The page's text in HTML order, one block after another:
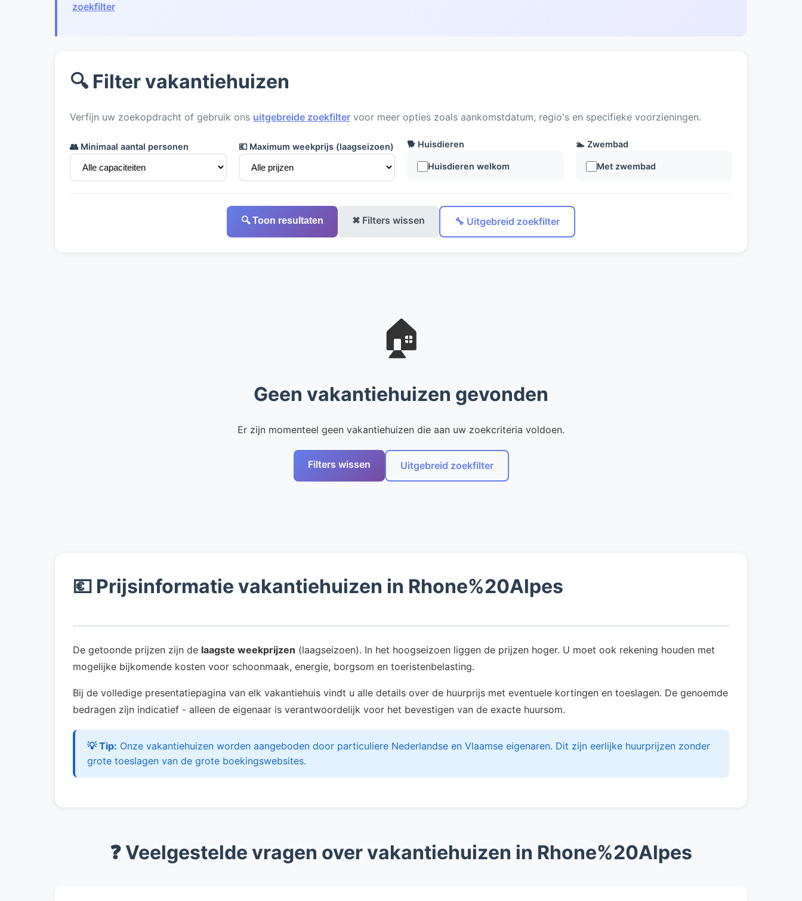
zoekfilter
🔍 Filter vakantiehuizen
Verfijn uw zoekopdracht of gebruik ons uitgebreide zoekfilter voor meer opties zoals aankomstdatum, regio's en specifieke voorzieningen.
👥 Minimaal aantal personen 💶 Maximum weekprijs (laagseizoen) 🐕 Huisdieren
Huisdieren welkom
🏊 Zwembad
Met zwembad
🔍 Toon resultaten ✖ Filters wissen 🔧 Uitgebreid zoekfilter
🏠
Geen vakantiehuizen gevonden
Er zijn momenteel geen vakantiehuizen die aan uw zoekcriteria voldoen.
Filters wissen Uitgebreid zoekfilter
💶 Prijsinformatie vakantiehuizen in Rhone%20Alpes
De getoonde prijzen zijn de laagste weekprijzen (laagseizoen). In het hoogseizoen liggen de prijzen hoger. U moet ook rekening houden met
mogelijke bijkomende kosten voor schoonmaak, energie, borgsom en toeristenbelasting.
Bij de volledige presentatiepagina van elk vakantiehuis vindt u alle details over de huurprijs met eventuele kortingen en toeslagen. De genoemde
bedragen zijn indicatief - alleen de eigenaar is verantwoordelijk voor het bevestigen van de exacte huursom.
💡 Tip: Onze vakantiehuizen worden aangeboden door particuliere Nederlandse en Vlaamse eigenaren. Dit zijn eerlijke huurprijzen zonder
grote toeslagen van de grote boekingswebsites.
❓ Veelgestelde vragen over vakantiehuizen in Rhone%20Alpes